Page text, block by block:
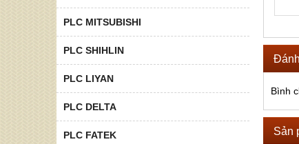
PLC MITSUBISHI
PLC SHIHLIN
PLC LIYAN
PLC DELTA
PLC FATEK
Bình
Sản